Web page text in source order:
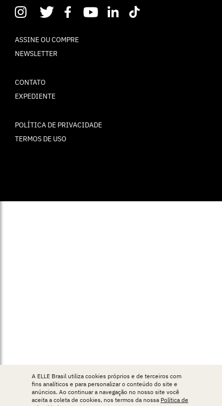
ASSINE OU COMPRE
NEWSLETTER
CONTATO
EXPEDIENTE
POLÍTICA DE PRIVACIDADE
TERMOS DE USO
A ELLE Brasil utiliza cookies próprios e de terceiros com
fins analíticos e para personalizar o conteúdo do site e
anúncios. Ao continuar a navegação no nosso site você
aceita a coleta de cookies, nos termos da nossa Política de